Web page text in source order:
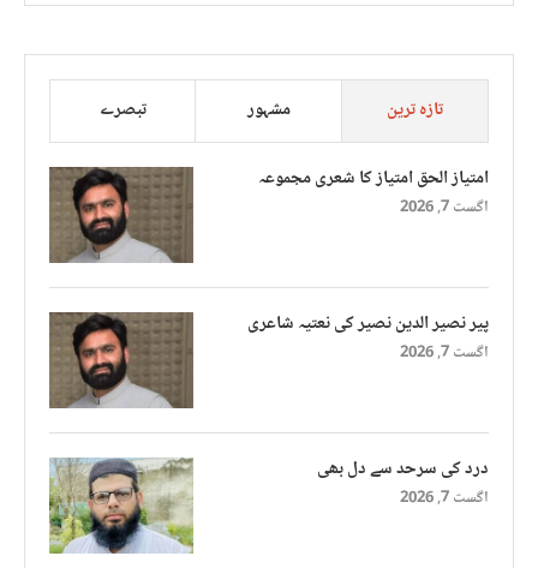
تازہ ترین مشہور تبصرے
امتیاز الحق امتیاز کا شعری مجموعہ
اگست 7, 2026
پیر نصیر الدین نصیر کی نعتیہ شاعری
اگست 7, 2026
درد کی سرحد سے دل بھی
اگست 7, 2026